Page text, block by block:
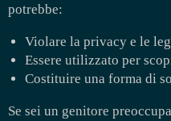
potrebbe:
Violare la privacy e le
Essere utilizzato per
Costituire una forma di
Se sei un genitore